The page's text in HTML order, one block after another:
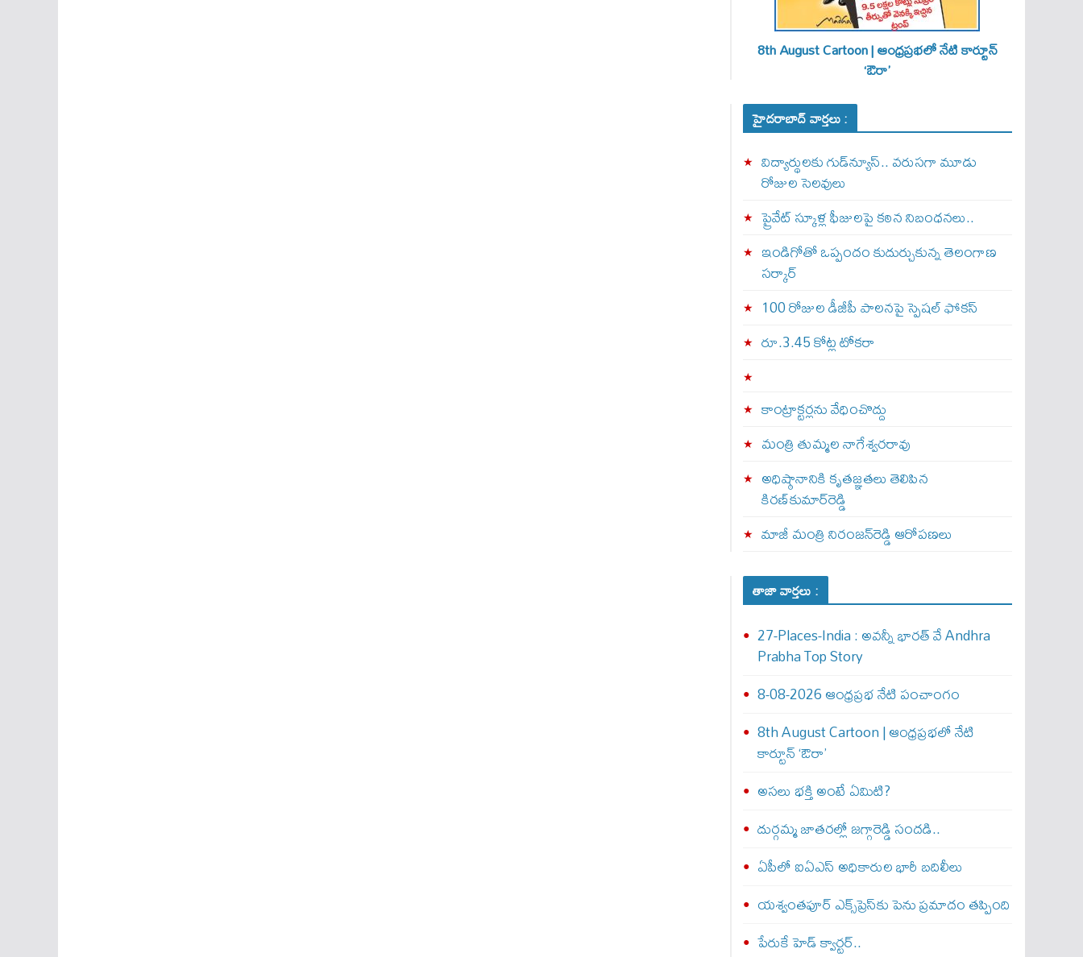
8th August Cartoon | ఆంధ్రప్రభలో నేటి కార్టూన్
‘ఔరా’
హైదరాబాద్ వార్తలు :
విద్యార్థులకు గుడ్‌న్యూస్.. వరుసగా మూడు
రోజుల సెలవులు
ప్రైవేట్ స్కూళ్ల ఫీజులపై కఠిన నిబంధనలు..
ఇండిగోతో ఒప్పందం కుదుర్చుకున్న తెలంగాణ
స‌ర్కార్
100 రోజుల డీజీపీ పాలనపై స్పెషల్ ఫోకస్
రూ.3.45 కోట్ల టోకరా
కాంట్రాక్టర్లను వేధించొద్దు
మంత్రి తుమ్మల నాగేశ్వరరావు
అధిష్ఠానానికి కృతజ్ఞతలు తెలిపిన
కిరణ్‌కుమార్‌రెడ్డి
మాజీ మంత్రి నిరంజన్‌రెడ్డి ఆరోపణలు
తాజా వార్తలు :
27-Places-India : అవ‌న్నీ భార‌త్ వే Andhra
Prabha Top Story
8-08-2026 ఆంధ్రప్రభ నేటి పంచాంగం
8th August Cartoon | ఆంధ్రప్రభలో నేటి
కార్టూన్ ‘ఔరా’
అసలు భక్తి అంటే ఏమిటి?
దుర్గమ్మ జాతరల్లో జగ్గారెడ్డి సందడి..
ఏపీలో ఐఏఎస్ అధికారుల భారీ బదిలీలు
యశ్వంతపూర్ ఎక్స్‌ప్రెస్‌కు పెను ప్రమాదం తప్పింది
పేరుకే హెడ్ క్వార్టర్..